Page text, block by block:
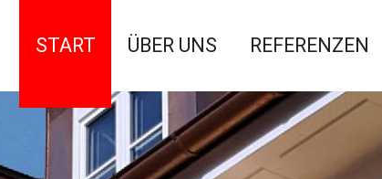
START ÜBER UNS REFERENZEN